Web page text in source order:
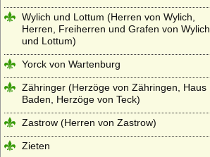
Wylich und Lottum (Herren von Wylich,
Herren, Freiherren und Grafen von Wylich
und Lottum)
Yorck von Wartenburg
Zähringer (Herzöge von Zähringen, Haus
Baden, Herzöge von Teck)
Zastrow (Herren von Zastrow)
Zieten